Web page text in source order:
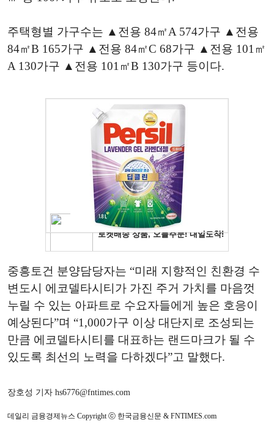
주택형별 가구수는 ▲전용 84㎡A 574가구 ▲전용
84㎡B 165가구 ▲전용 84㎡C 68가구 ▲전용 101㎡
A 130가구 ▲전용 101㎡B 130가구 등이다.
중흥토건 분양담당자는 “미래 지향적인 친환경 수
변도시 에코델타시티가 가진 주거 가치를 마음껏
누릴 수 있는 아파트로 수요자들에게 높은 호응이
예상된다”며 “1,000가구 이상 대단지로 조성되는
만큼 에코델타시티를 대표하는 랜드마크가 될 수
있도록 최선의 노력을 다하겠다”고 말했다.
장호성 기자 hs6776@fntimes.com
데일리 금융경제뉴스 Copyright ⓒ 한국금융신문 & FNTIMES.com